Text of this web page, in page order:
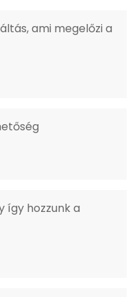
ami megelőzi a
így hozzunk a